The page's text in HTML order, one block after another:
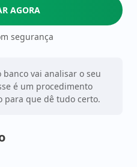
AGORA
segurança
vai analisar o seu
é um procedimento
para que dê tudo certo.